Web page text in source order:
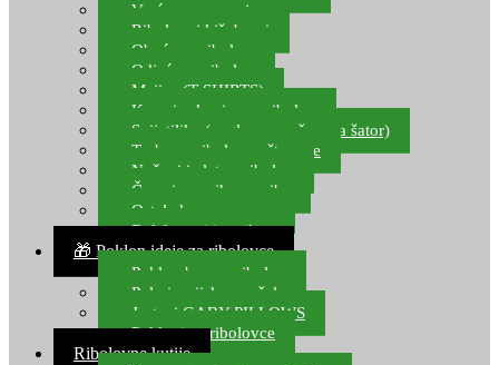
Vreće za spavanje
Ribolovni kišobrani
Obuća za ribolov
Odjeća za ribolov
Majice (T-SHIRTS)
Kape i rukavice za ribolov
Svijetiljke (naglavne, ručne, za šator)
Torbe za ribolovne štapove
Noževi i alat za ribolov
Čamci za prihranu ribe
Ostala kamp oprema
Dalekozori i optika
🎁 Poklon ideje za ribolovce
Poklon bon za ribolov
Polarizacijske naočale
Jastuci GABY PILLOWS
Pokloni za ribolovce
Ribolovne kutije